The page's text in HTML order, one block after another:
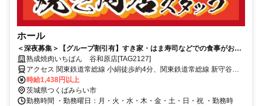
ホール
＜深夜募集＞【グループ割引有】すき家・はま寿司などでの食事がお得♪
未経験OK！閉店準備がメイン！プライベートと両立しながら働けます◎
熟成焼肉いちばん 谷和原店[TAG2127]
アクセス 関東鉄道常総線 小絹徒歩約4分、関東鉄道常総線 新守谷徒
歩約23分、関東鉄道常総線 守谷中央西口徒歩約46分 「小絹駅」徒歩
3分
時給1,438円以上
茨城県つくばみらい市
勤務時間 ・勤務曜日：月・火・水・木・金・土・日・祝 ・勤務時